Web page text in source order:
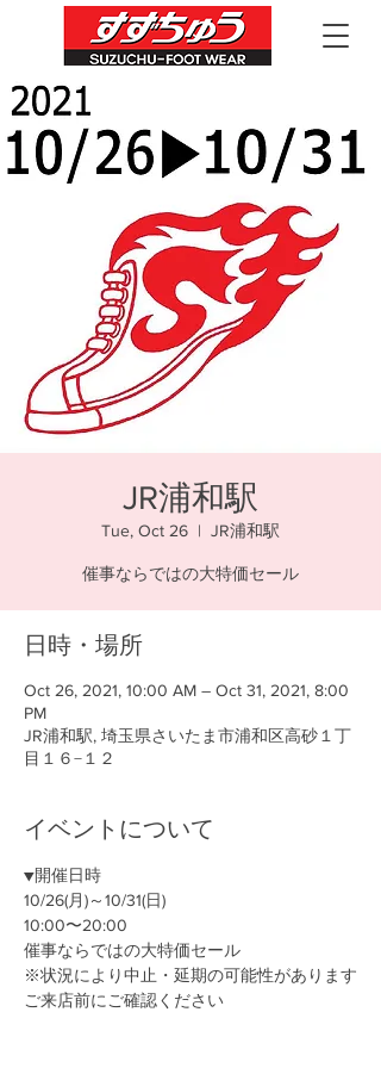
JR浦和駅
Tue, Oct 26
  |
JR浦和駅
催事ならではの大特価セール
日時・場所
Oct 26, 2021, 10:00 AM – Oct 31, 2021, 8:00
PM
JR浦和駅, 埼玉県さいたま市浦和区高砂１丁
目１６−１２
イベントについて
▼開催日時
10/26(月)～10/31(日)
10:00〜20:00
催事ならではの大特価セール
※状況により中止・延期の可能性があります
ご来店前にご確認ください